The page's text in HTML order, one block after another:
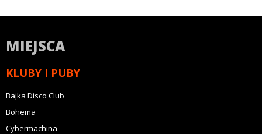
MIEJSCA
KLUBY I PUBY
Bajka Disco Club
Bohema
Cybermachina